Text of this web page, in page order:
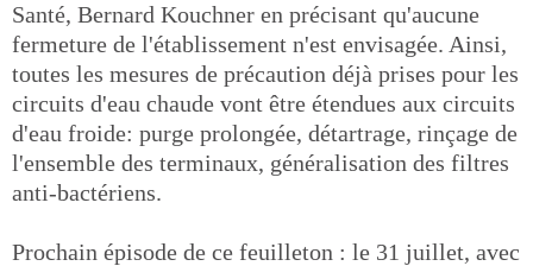
Santé, Bernard Kouchner en précisant qu'aucune
fermeture de l'établissement n'est envisagée. Ainsi,
toutes les mesures de précaution déjà prises pour les
circuits d'eau chaude vont être étendues aux circuits
d'eau froide: purge prolongée, détartrage, rinçage de
l'ensemble des terminaux, généralisation des filtres
anti-bactériens.
Prochain épisode de ce feuilleton : le 31 juillet, avec